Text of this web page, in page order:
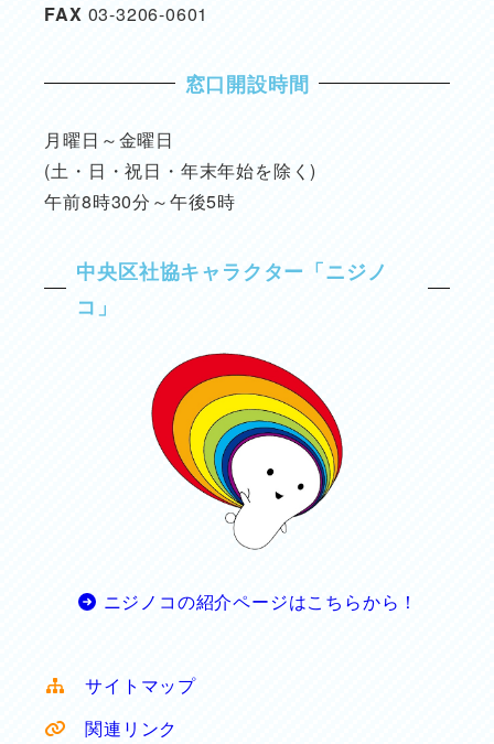
FAX 03-3206-0601
窓口開設時間
月曜日～金曜日
(土・日・祝日・年末年始を除く)
午前8時30分～午後5時
中央区社協キャラクター「ニジノ
コ」
ニジノコの紹介ページはこちらから！
サイトマップ
関連リンク